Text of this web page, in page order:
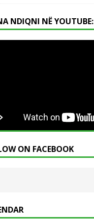
NDIQNI NË YOUTUBE:
ON FACEBOOK